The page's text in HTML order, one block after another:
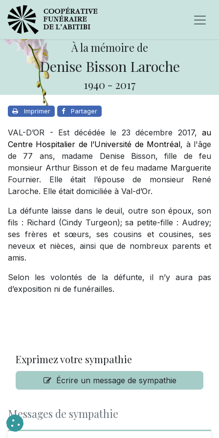
À la mémoire de
Denise Bisson Laroche
1940 - 2017
Imprimer Partager
VAL-D’OR - Est décédée le 23 décembre 2017, au
Centre Hospitalier de l’Université de Montréal, à l'âge
de 77 ans, madame Denise Bisson, fille de feu
monsieur Arthur Bisson et de feu madame Marguerite
Fournier. Elle était l’épouse de monsieur René
Laroche. Elle était domiciliée à Val-d’Or.
La défunte laisse dans le deuil, outre son époux, son
fils : Richard (Cindy Turgeon); sa petite-fille : Audrey;
ses frères et sœurs, ses cousins et cousines, ses
neveux et nièces, ainsi que de nombreux parents et
amis.
Selon les volontés de la défunte, il n’y aura pas
d’exposition ni de funérailles.
Exprimez votre sympathie
Écrire un message de sympathie
Messages de sympathie